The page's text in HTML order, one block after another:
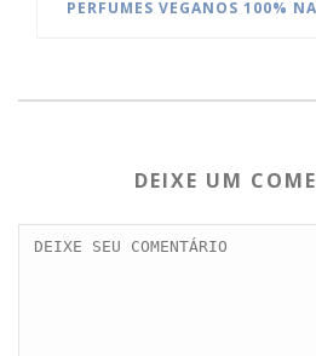
PERFUMES VEGANOS 100%
DEIXE UM